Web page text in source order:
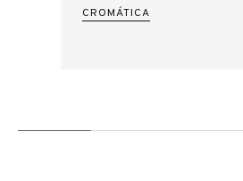
CROMÁTICA